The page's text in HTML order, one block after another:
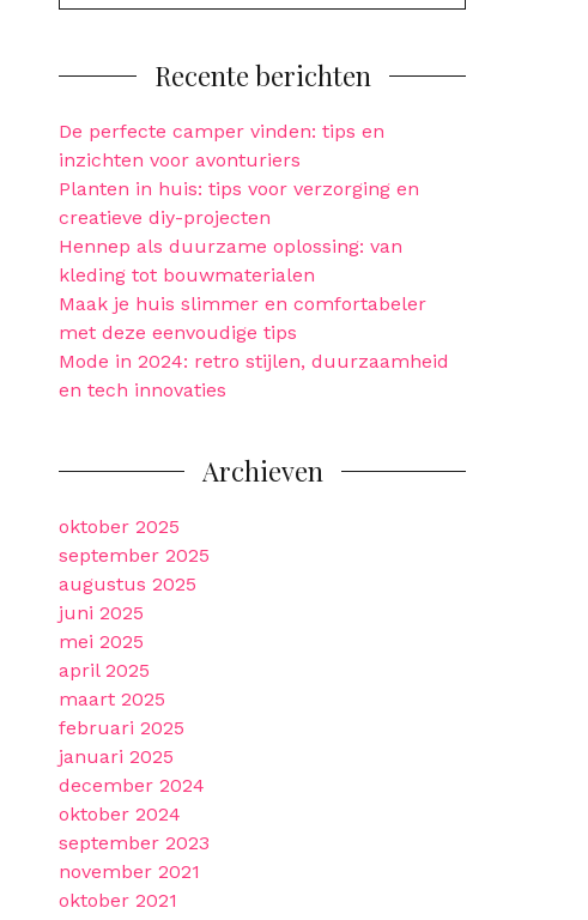
for:
Recente berichten
De perfecte camper vinden: tips en
inzichten voor avonturiers
Planten in huis: tips voor verzorging en
creatieve diy-projecten
Hennep als duurzame oplossing: van
kleding tot bouwmaterialen
Maak je huis slimmer en comfortabeler
met deze eenvoudige tips
Mode in 2024: retro stijlen, duurzaamheid
en tech innovaties
Archieven
oktober 2025
september 2025
augustus 2025
juni 2025
mei 2025
april 2025
maart 2025
februari 2025
januari 2025
december 2024
oktober 2024
september 2023
november 2021
oktober 2021